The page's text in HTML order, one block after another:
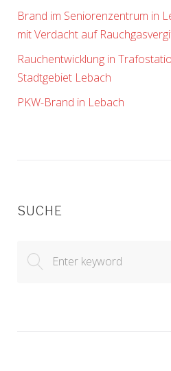
Brand im Seniorenzentrum in
mit Verdacht auf
Rauchentwicklung in
Stadtgebiet Lebach
PKW-Brand in Lebach
SUCHE
for: